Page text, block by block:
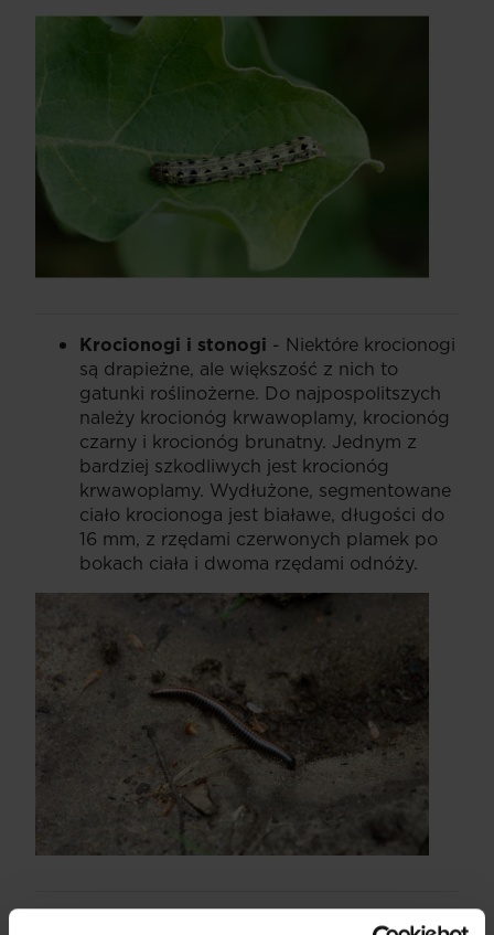
Krocionogi i stonogi - Niektóre krocionogi
są drapieżne, ale większość z nich to
gatunki roślinożerne. Do najpospolitszych
należy krocionóg krwawoplamy, krocionóg
czarny i krocionóg brunatny. Jednym z
bardziej szkodliwych jest krocionóg
krwawoplamy. Wydłużone, segmentowane
ciało krocionoga jest białawe, długości do
16 mm, z rzędami czerwonych plamek po
bokach ciała i dwoma rzędami odnóży.
- są to mikroskopijne szkodniki o